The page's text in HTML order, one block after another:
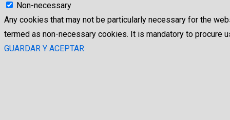
Non-necessary
Any cookies that may not be particularly necessary for the
termed as non-necessary cookies. It is mandatory to procure
GUARDAR Y ACEPTAR